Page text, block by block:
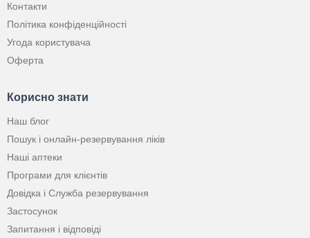
Контакти
Політика конфіденційності
Угода користувача
Оферта
Корисно знати
Наш блог
Пошук і онлайн-резервування ліків
Наші аптеки
Програми для клієнтів
Довідка і Служба резервування
Застосунок
Запитання і відповіді